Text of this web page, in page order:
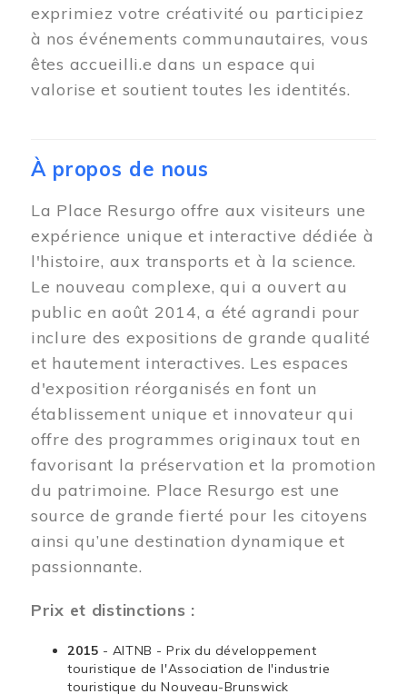
exprimiez votre créativité ou participiez
à nos événements communautaires, vous
êtes accueilli.e dans un espace qui
valorise et soutient toutes les identités.
À propos de nous
La Place Resurgo offre aux visiteurs une
expérience unique et interactive dédiée à
l'histoire, aux transports et à la science.
Le nouveau complexe, qui a ouvert au
public en août 2014, a été agrandi pour
inclure des expositions de grande qualité
et hautement interactives. Les espaces
d'exposition réorganisés en font un
établissement unique et innovateur qui
offre des programmes originaux tout en
favorisant la préservation et la promotion
du patrimoine. Place Resurgo est une
source de grande fierté pour les citoyens
ainsi qu’une destination dynamique et
passionnante.
Prix et distinctions :
2015 - AITNB - Prix du développement
touristique de l'Association de l'industrie
touristique du Nouveau-Brunswick